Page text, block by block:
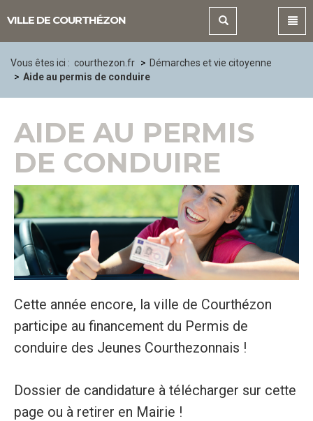
VILLE DE COURTHÉZON
Vous êtes ici : courthezon.fr
Démarches et vie citoyenne
Aide au permis de conduire
AIDE AU PERMIS
DE CONDUIRE
Cette année encore, la ville de Courthézon
participe au financement du Permis de
conduire des Jeunes Courthezonnais !
Dossier de candidature à télécharger sur cette
page ou à retirer en Mairie !